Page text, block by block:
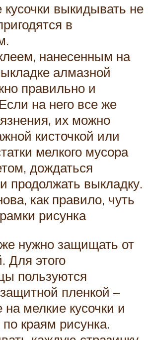
выкидывать не
в
нанесенным на
алмазной
правильно и
на него все же
их можно
кисточкой или
мелкого мусора
дождаться
продолжать выкладку.
как правило, чуть
рисунка
нужно защищать от
Для этого
пользуются
пленкой –
на мелкие кусочки и
краям рисунка.